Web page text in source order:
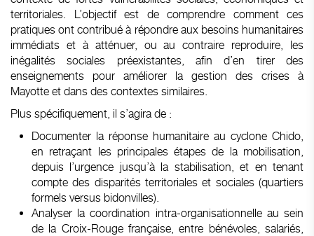
territoriales. L’objectif est de comprendre comment ces
pratiques ont contribué à répondre aux besoins humanitaires
immédiats et à atténuer, ou au contraire reproduire, les
inégalités sociales préexistantes, afin d’en tirer des
enseignements pour améliorer la gestion des crises à
Mayotte et dans des contextes similaires.
Plus spécifiquement, il s’agira de :
Documenter la réponse humanitaire au cyclone Chido,
en retraçant les principales étapes de la mobilisation,
depuis l’urgence jusqu’à la stabilisation, et en tenant
compte des disparités territoriales et sociales (quartiers
formels versus bidonvilles).
Analyser la coordination intra-organisationnelle au sein
de la Croix-Rouge française, entre bénévoles, salariés,